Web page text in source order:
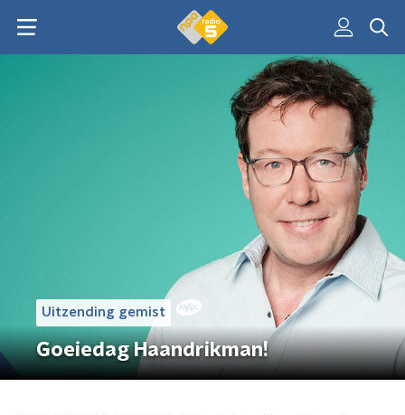
Uitzending gemist
Goeiedag Haandrikman!